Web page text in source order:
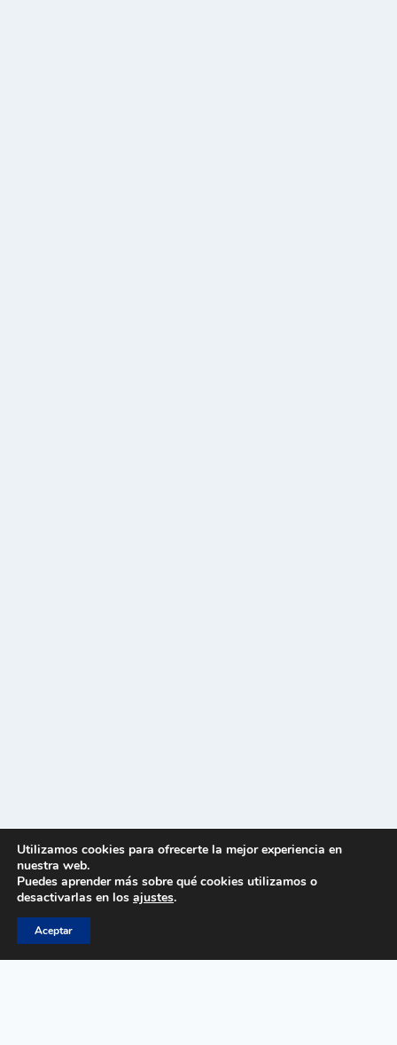
Utilizamos cookies para ofrecerte la mejor experiencia en
nuestra web.
Puedes aprender más sobre qué cookies utilizamos o
desactivarlas en los ajustes.
Aceptar